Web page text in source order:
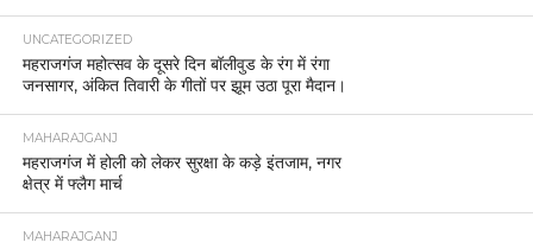
UNCATEGORIZED
महराजगंज महोत्सव के दूसरे दिन बॉलीवुड के रंग में रंगा
जनसागर, अंकित तिवारी के गीतों पर झूम उठा पूरा मैदान।
MAHARAJGANJ
महराजगंज में होली को लेकर सुरक्षा के कड़े इंतजाम, नगर
क्षेत्र में फ्लैग मार्च
MAHARAJGANJ